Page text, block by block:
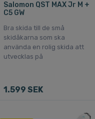
Salomon QST MAX Jr M +
C5 GW
Bra skida till de små
skidåkarna som ska
använda en rolig skida att
utvecklas på
1.599 SEK